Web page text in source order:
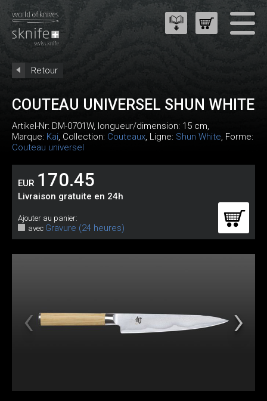
Retour
COUTEAU UNIVERSEL SHUN WHITE
Artikel-Nr: DM-0701W, longueur/dimension: 15 cm,
Marque: Kai, Collection: Couteaux, Ligne: Shun White, Forme:
Couteau universel
EUR 170.45
Livraison gratuite en 24h
Ajouter au panier:
avec Gravure (24 heures)